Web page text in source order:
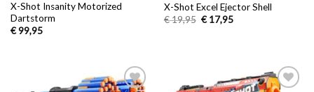
X-Shot Insanity Motorized
Dartstorm
€99,95
X-Shot Excel Ejector Shell
€19,95 €17,95